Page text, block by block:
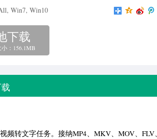
Win7, Win10
下载
：156.1MB
频转文字任务。接纳MP4、MKV、MOV、